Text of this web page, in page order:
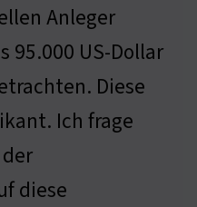
Anleger
95.000 US-Dollar
Diese
Ich frage
diese